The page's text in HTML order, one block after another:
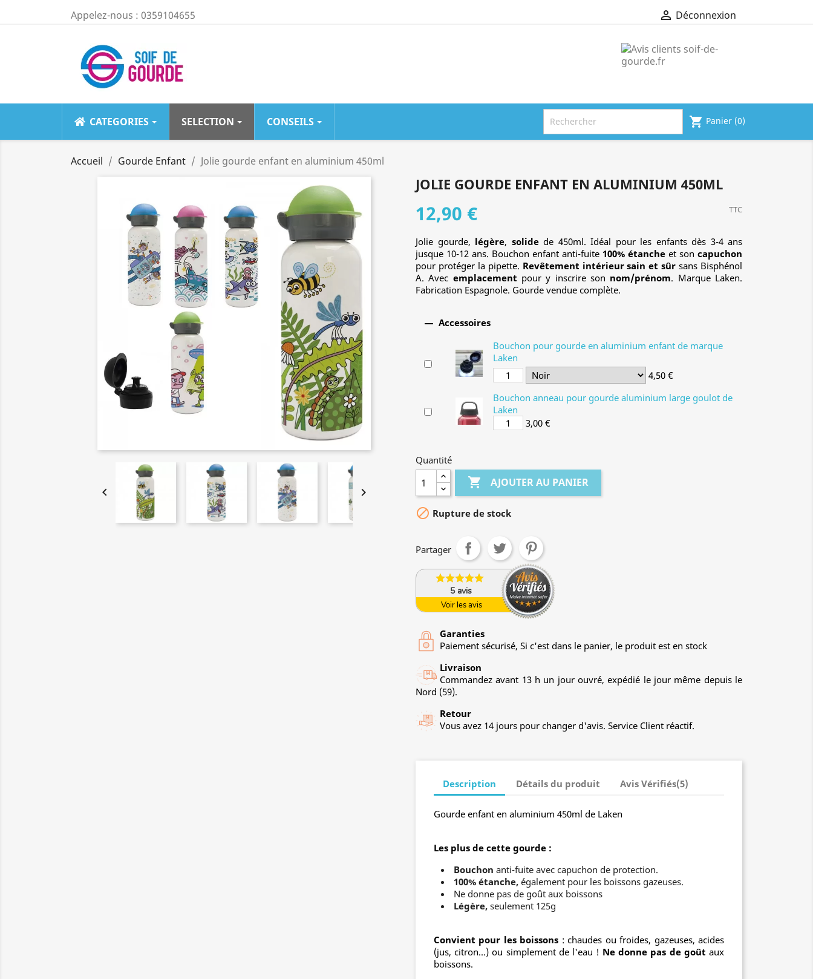
Appelez-nous : 0359104655  Déconnexion
CATEGORIES SELECTION
LA MOINS CHÈRE
Gourde Inox
0.6 Litre
Green...
Couleur-Bleu
Foncé
11,50 €
LA + POPULAIRE
Gourde
Isotherme...
55 avis
Gourde Inox
2 avis
21,90 €
Gourde En
Isotherme...
22 avis
16,95 €
CONSEILS shopping_cart Panier (0)
Accueil Gourde Enfant Jolie gourde enfant en aluminium 450ml
 
JOLIE GOURDE ENFANT EN ALUMINIUM 450ML
12,90 € TTC
Jolie gourde, légère, solidede 450ml. Idéal pour les enfants dès 3-4 ans
jusque 10-12 ans. Bouchon enfant anti-fuite 100% étanche et son capuchon
pour protéger la pipette. Revêtement intérieur sain et sûr sans Bisphénol
A. Avec emplacement pour y inscrire son nom/prénom. Marque Laken.
Fabrication Espagnole. Gourde vendue complète.
 Accessoires
Bouchon pour gourde en aluminium enfant de marque
Laken
4,50 €
Bouchon anneau pour gourde aluminium large goulot de
Laken
3,00 €
Quantité
 AJOUTER AU PANIER
 Rupture de stock
Partager
5avis
Voir les avis
Garanties
Paiement sécurisé, Si c'est dans le panier, le produit est en stock
Livraison
Commandez avant 13 h un jour ouvré, expédié le jour même depuis le
Nord (59).
Retour
Vous avez 14 jours pour changer d'avis. Service Client réactif.
Description Détails du produit Avis Vérifiés(5)
Gourde enfant en aluminium 450ml de Laken
Les plus de cette gourde :
Bouchon anti-fuite avec capuchon de protection.
100% étanche, également pour les boissons gazeuses.
Ne donne pas de goût aux boissons
Légère, seulement 125g
Convient pour les boissons : chaudes ou froides, gazeuses, acides
(jus, citron...) ou simplement de l'eau ! Ne donne pas de goût aux
boissons.